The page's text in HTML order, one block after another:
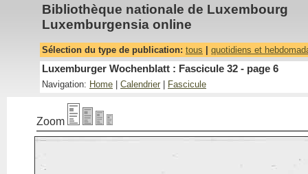
Bibliothèque nationale de Luxembourg
Luxemburgensia online
Sélection du type de publication: tous quotidiens et
Luxemburger Wochenblatt : Fascicule 32 - page 6
Navigation: Home Calendrier Fascicule
Zoom